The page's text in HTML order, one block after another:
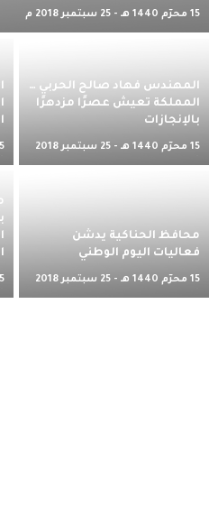
15 محرّم 1440 هـ - 25 سبتمبر 2018 م
المهندس فهاد صالح الحربي …
المملكة تعيش عصرًا مزدهرًا
بالإنجازات
15 محرّم 1440 هـ - 25 سبتمبر 2018
محافظ الحناكية يدشن
فعاليات اليوم الوطني
15 محرّم 1440 هـ - 25 سبتمبر 2018